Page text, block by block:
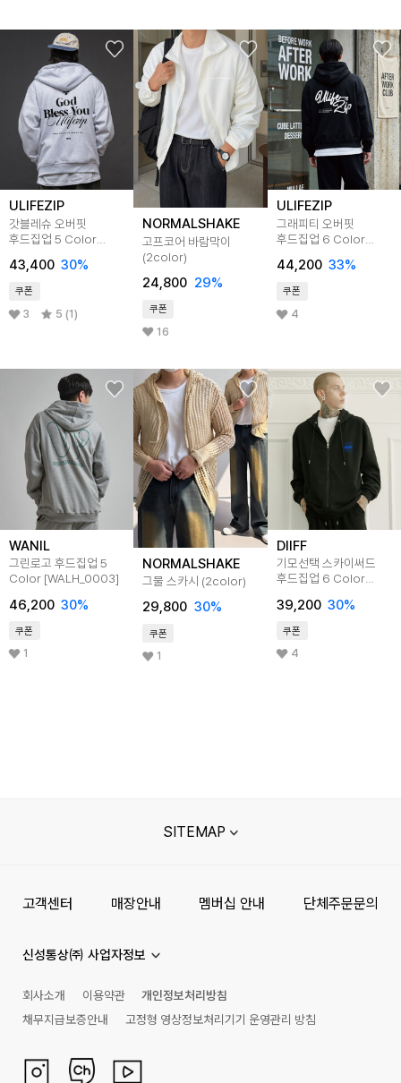
ULIFEZIP
갓블레슈 오버핏
후드집업 5 Color
43,400 30%
쿠폰
3 5 (1)
NORMALSHAKE
고프코어 바람막이
(2color)
24,800 29%
쿠폰
16
ULIFEZIP
그래피티 오버핏
후드집업 6 Color
44,200 33%
쿠폰
4
WANIL
그린로고 후드집업 5
Color [WALH_0003]
46,200 30%
쿠폰
1
NORMALSHAKE
그물 스카시 (2color)
29,800 30%
쿠폰
1
DIIFF
기모선택 스카이써드
후드집업 6 Color
39,200 30%
쿠폰
4
SITEMAP
고객센터 매장안내 멤버십 안내 단체주문문의
신성통상㈜ 사업자정보
회사소개 이용약관
개인정보처리방침
채무지급보증안내
고정형 영상정보처리기기 운영관리 방침